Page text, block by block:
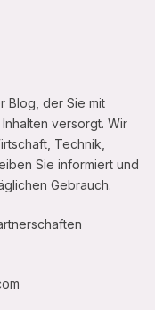
Blog, der Sie mit
versorgt. Wir
Technik,
Sie informiert und
Gebrauch.